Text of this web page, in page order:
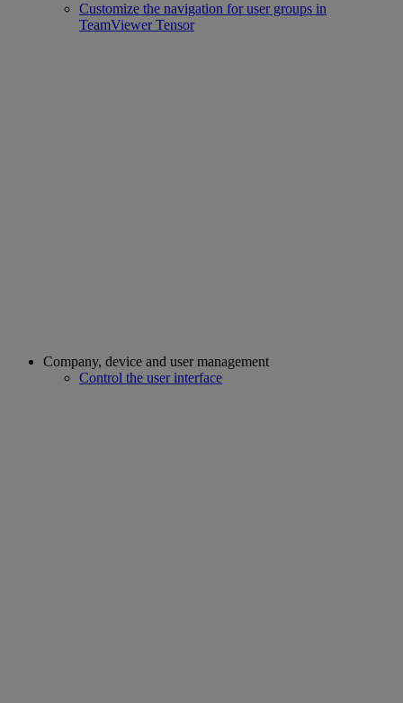
Customize the navigation for user groups in
TeamViewer Tensor
Company, device and user management
Control the user interface